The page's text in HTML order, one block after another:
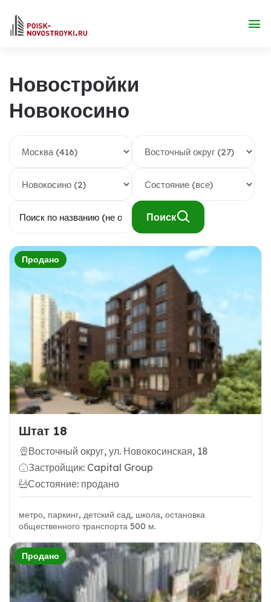
Новостройки
Новокосино
Поиск
Продано
Штат 18
Восточный округ, ул. Новокосинская, 18
Застройщик: Capital Group
Состояние: продано
метро, паркинг, детский сад, школа, остановка
общественного транспорта 500 м.
Продано